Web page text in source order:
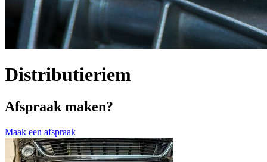
Distributieriem
Afspraak maken?
Maak een afspraak